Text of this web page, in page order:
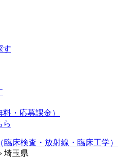
す
・応募課金）
ら
臨床検査・放射線・臨床工学）
› 埼玉県